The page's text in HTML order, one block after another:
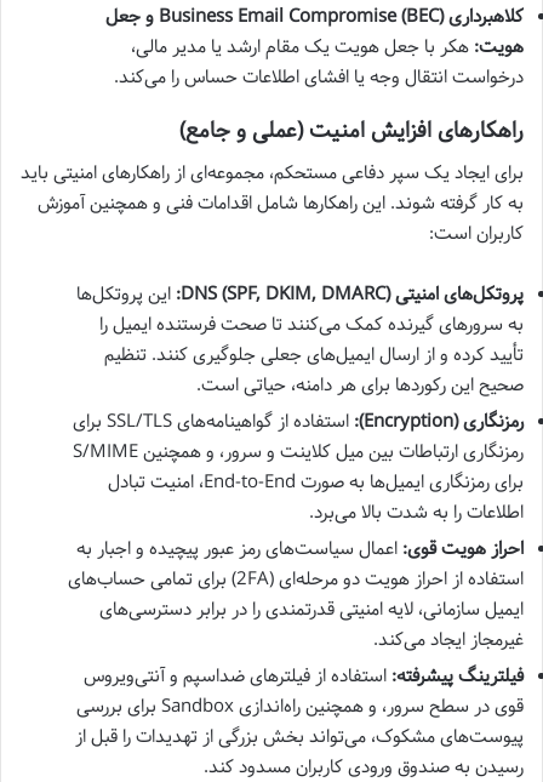
کلاهبرداری Business Email Compromise (BEC) و جعل
هویت: هکر با جعل هویت یک مقام ارشد یا مدیر مالی،
درخواست انتقال وجه یا افشای اطلاعات حساس را می‌کند.
راهکارهای افزایش امنیت (عملی و جامع)
برای ایجاد یک سپر دفاعی مستحکم، مجموعه‌ای از راهکارهای امنیتی باید
به کار گرفته شوند. این راهکارها شامل اقدامات فنی و همچنین آموزش
کاربران است:
پروتکل‌های امنیتی DNS (SPF, DKIM, DMARC):
این پروتکل‌ها
به سرورهای گیرنده کمک می‌کنند تا صحت فرستنده ایمیل را
تأیید کرده و از ارسال ایمیل‌های جعلی جلوگیری کنند. تنظیم
صحیح این رکوردها برای هر دامنه، حیاتی است.
رمزنگاری (Encryption):
استفاده از گواهینامه‌های SSL/TLS برای
رمزنگاری ارتباطات بین میل کلاینت و سرور، و همچنین S/MIME
برای رمزنگاری ایمیل‌ها به صورت End-to-End، امنیت تبادل
اطلاعات را به شدت بالا می‌برد.
احراز هویت قوی: اعمال سیاست‌های رمز عبور پیچیده و اجبار به
استفاده از احراز هویت دو مرحله‌ای (2FA) برای تمامی حساب‌های
ایمیل سازمانی، لایه امنیتی قدرتمندی را در برابر دسترسی‌های
غیرمجاز ایجاد می‌کند.
فیلترینگ پیشرفته: استفاده از فیلترهای ضداسپم و آنتی‌ویروس
قوی در سطح سرور، و همچنین راه‌اندازی Sandbox برای بررسی
پیوست‌های مشکوک، می‌تواند بخش بزرگی از تهدیدات را قبل از
رسیدن به صندوق ورودی کاربران مسدود کند.